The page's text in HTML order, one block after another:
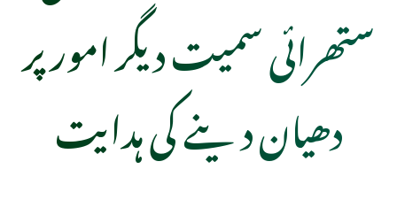
ستھرائی سمیت دیگر امور پر
دھیان د ینے کی ہدایت